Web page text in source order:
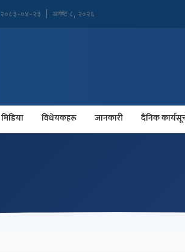
२०८३-०४-२३ अगष्ट ८, २०२६
मिडिया विधेयकहरू जानकारी दैनिक